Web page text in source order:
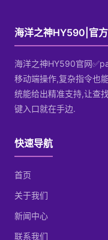
海洋之神HY590|官
海洋之神HY590官网
移动端操作,复杂指令也
统能给出精准支持,让查
键入口就在手边.
快速导航
首页
关于我们
新闻中心
联系我们